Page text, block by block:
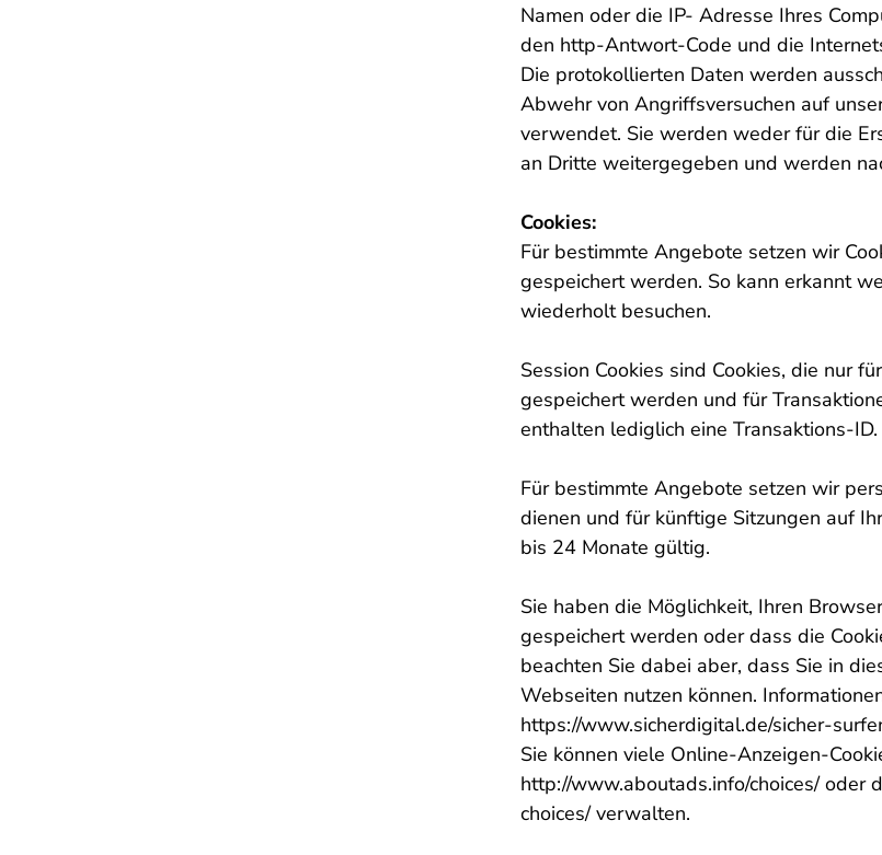
Namen oder die IP- Adresse Ihres
den http-Antwort-Code und die
Die protokollierten Daten werden
Abwehr von Angriffsversuchen auf
verwendet. Sie werden weder für die
an Dritte weitergegeben und werden
Cookies:
Für bestimmte Angebote setzen wir
gespeichert werden. So kann erkannt
wiederholt besuchen.
Session Cookies sind Cookies, die nur
gespeichert werden und für
enthalten lediglich eine Transaktions-ID.
Für bestimmte Angebote setzen wir
dienen und für künftige Sitzungen auf
bis 24 Monate gültig.
Sie haben die Möglichkeit, Ihren
gespeichert werden oder dass die
beachten Sie dabei aber, dass Sie in
Webseiten nutzen können.
https://www.sicherdigital.de/sicher-
Sie können viele Online-Anzeigen-
http://www.aboutads.info/choices/ oder
choices/ verwalten.